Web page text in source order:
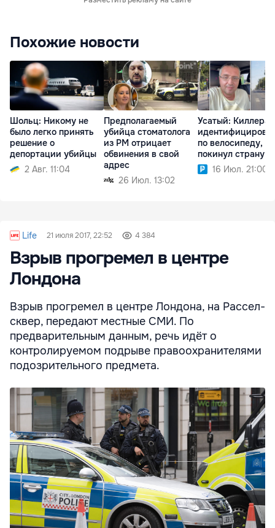
Похожие новости
Шольц: Никому не
было легко принять
решение о
депортации убийцы
2 Авг. 11:04
Предполагаемый
убийца стоматолога
из РМ отрицает
обвинения в свой
адрес
26 Июл. 13:02
Усатый: Киллера
по велосипеду,
покинул страну
16 Июл. 21:00
Life 21 июля 2017, 22:52 4 384
Взрыв прогремел в центре
Лондона
Взрыв прогремел в центре Лондона, на Рассел-
сквер, передают местные СМИ. По
предварительным данным, речь идёт о
контролируемом подрыве правоохранителями
подозрительного предмета.